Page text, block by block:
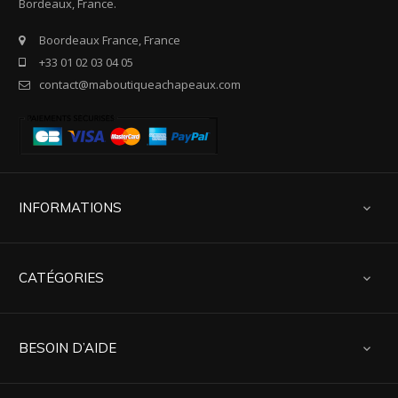
Bordeaux, France.
Boordeaux France, France
+33 01 02 03 04 05
contact@maboutiqueachapeaux.com
INFORMATIONS 
CATÉGORIES 
BESOIN D’AIDE 